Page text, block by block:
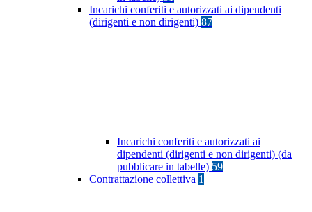
Incarichi conferiti e autorizzati ai dipendenti
(dirigenti e non dirigenti) 87
Incarichi conferiti e autorizzati ai
dipendenti (dirigenti e non dirigenti) (da
pubblicare in tabelle) 59
Contrattazione collettiva 1